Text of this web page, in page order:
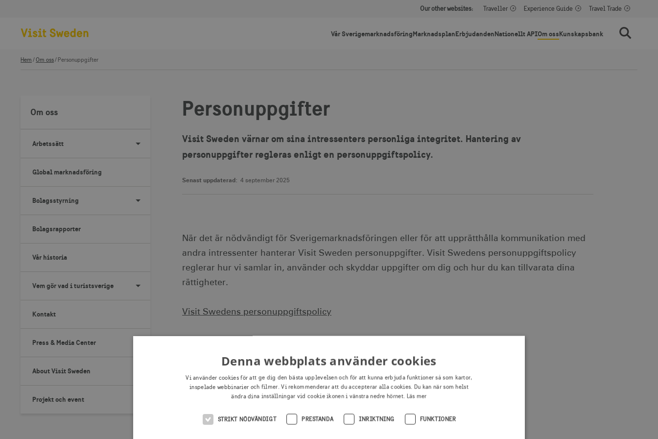
Our other websites: Traveller Experience Guide Travel Trade
Vår SverigemarknadsföringMarknadsplanErbjudandenNationellt APIOm ossKunskapsbank Sök
Hem Om oss Personuppgifter
Om oss
Arbetssätt
Global marknadsföring
Bolagsstyrning
Bolagsrapporter
Vår historia
Vem gör vad i turistsverige
Kontakt
Press & Media Center
About Visit Sweden
Projekt och event
Personuppgifter
Visit Sweden värnar om sina intressenters personliga integritet. Hantering av
personuppgifter regleras enligt en personuppgiftspolicy.
Senast uppdaterad: 4 september 2025
När det är nödvändigt för Sverigemarknadsföringen eller för att upprätthålla kommunikation med
andra intressenter hanterar Visit Sweden personuppgifter. Visit Swedens personuppgiftspolicy
reglerar hur vi samlar in, använder och skyddar uppgifter om dig och hur du kan tillvarata dina
rättigheter.
Visit Swedens personuppgiftspolicy
Denna webbplats använder cookies
Vi använder cookies för att ge dig den bästa upplevelsen och för att kunna erbjuda funktioner så som kartor,
inspelade webbinarier och filmer. Vi rekommenderar att du accepterar alla cookies. Du kan när som helst
ändra dina inställningar vid cookie ikonen i vänstra nedre hörnet. Läs mer
STRIKT NÖDVÄNDIGT PRESTANDA INRIKTNING FUNKTIONER